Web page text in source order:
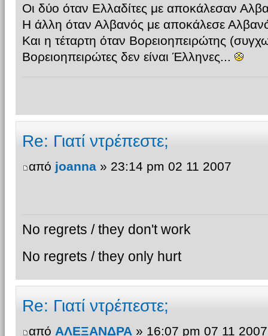
Οι δύο όταν Ελλαδίτες με αποκάλεσαν
Η άλλη όταν Αλβανός με αποκάλεσε
Και η τέταρτη όταν Βορειοηπειρώτης
Βορειοηπειρώτες δεν είναι Έλληνες...
Re: Γιατί ντρέπεστε;
από joanna» 23:14 pm 02 11 2007
No regrets / they don't work
No regrets / they only hurt
Re: Γιατί ντρέπεστε;
από ΑΛΕΞΑΝΔΡΑ » 16:07 pm 07 11 2007